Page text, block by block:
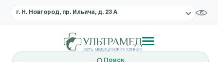
г. Н. Новгород, пр. Ильича, д. 23 А
Поиск